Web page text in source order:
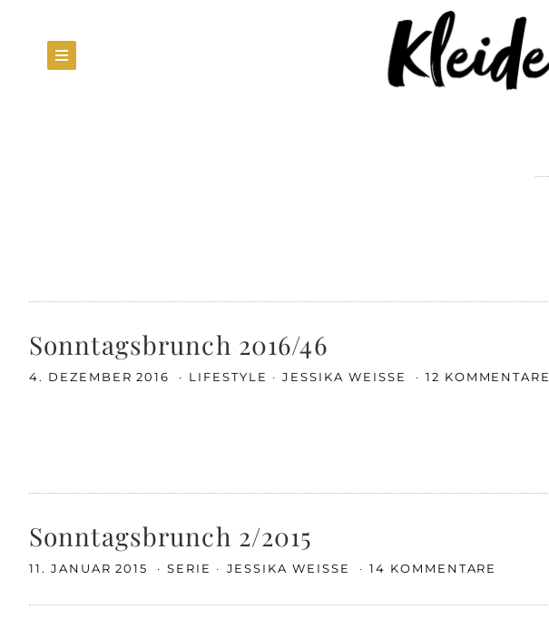
Sonntagsbrunch 2016/46
4. DEZEMBER 2016 LIFESTYLE JESSIKA WEISSE 12 KOMMENTARE
Sonntagsbrunch 2/2015
11. JANUAR 2015 SERIE JESSIKA WEISSE 14 KOMMENTARE